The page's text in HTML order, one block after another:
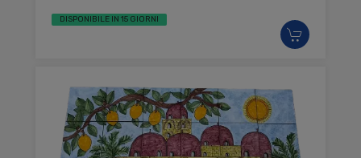
DISPONIBILE IN 15 GIORNI